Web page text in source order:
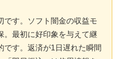
です。ソフト闇金の収益モ
。最初に好印象を与えて継
です。返済が1日遅れた瞬間